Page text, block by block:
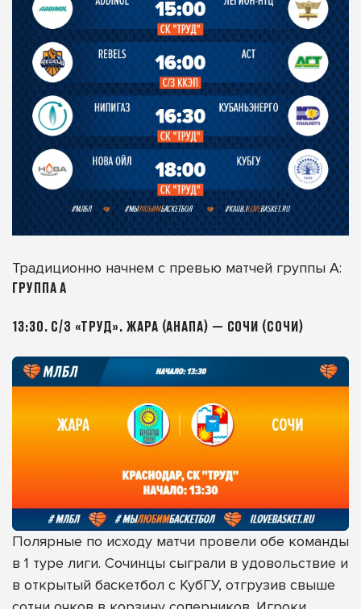
Традиционно начнем с превью матчей группы А:
ГРУППА А
13:30. С/З «ТРУД». ЖАРА (АНАПА) — СОЧИ (СОЧИ)
Полярные по исходу матчи провели обе команды
в 1 туре лиги. Сочинцы сыграли в удовольствие и
в открытый баскетбол с КубГУ, отгрузив свыше